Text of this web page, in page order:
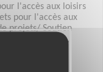
l'accès aux loisirs
pour l'accès aux
projets/ Soutien
malades,
de personnes